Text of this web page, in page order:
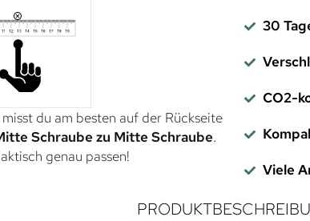
du am besten auf der Rückseite
Schraube zu Mitte Schraube.
genau passen!
30
CO2-
Viele